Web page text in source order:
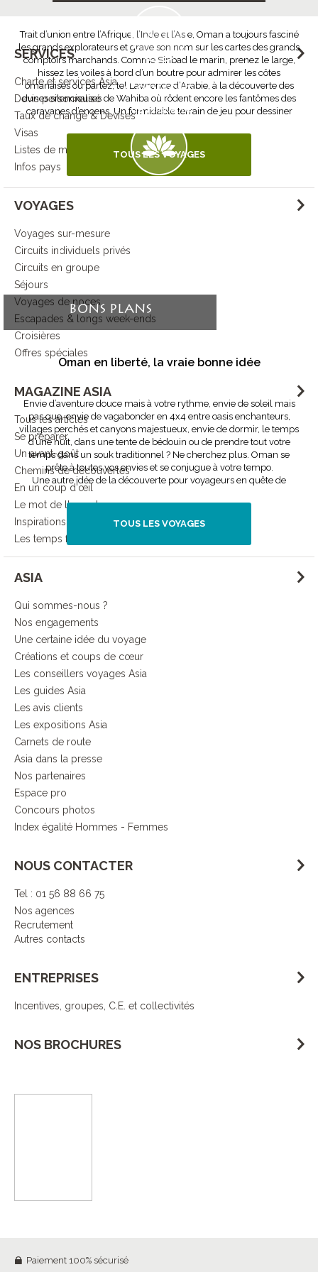
Trait d’union entre l’Afrique, l’Inde et l’Asie, Oman a toujours fasciné
les grands explorateurs et gravé son nom sur les cartes des grands
comptoirs marchands. Comme Sinbad le marin, prenez le large,
hissez les voiles à bord d’un boutre pour admirer les côtes
omanaises ou partez, tel Lawrence d’Arabie, à la découverte des
dunes silencieuses de Wahiba où rôdent encore les fantômes des
caravanes d’encens. Un formidable terrain de jeu pour dessiner
TOUS LES VOYAGES
BONS PLANS
Oman en liberté, la vraie bonne idée
Envie d’aventure douce mais à votre rythme, envie de soleil mais
pas que, envie de vagabonder en 4x4 entre oasis enchanteurs,
villages perchés et canyons majestueux, envie de dormir, le temps
d’une nuit, dans une tente de bédouin ou de prendre tout votre
temps dans un souk traditionnel ? Ne cherchez plus. Oman se
prête à toutes vos envies et se conjugue à votre tempo.
Une autre idée de la découverte pour voyageurs en quête de
TOUS LES VOYAGES
Contrôle
de la qualité
SERVICES
Charte et services Asia
Devis personnalisé
Taux de change & Devises
Visas
Listes de mariage
Infos pays
VOYAGES
Voyages sur-mesure
Circuits individuels privés
Circuits en groupe
Séjours
Voyages de noces
Escapades & longs week-ends
Croisières
Offres spéciales
MAGAZINE ASIA
Tous les articles
Se préparer
Un avant-goût
Chemins de découvertes
En un coup d'œil
Le mot de l'expert
Inspirations
Les temps forts d'Asia
ASIA
Qui sommes-nous ?
Nos engagements
Une certaine idée du voyage
Créations et coups de cœur
Les conseillers voyages Asia
Les guides Asia
Les avis clients
Les expositions Asia
Carnets de route
Asia dans la presse
Nos partenaires
Espace pro
Concours photos
Index égalité Hommes - Femmes
NOUS CONTACTER
Tel : 01 56 88 66 75
Nos agences
Recrutement
Autres contacts
ENTREPRISES
Incentives, groupes, C.E. et collectivités
NOS BROCHURES
Paiement 100% sécurisé